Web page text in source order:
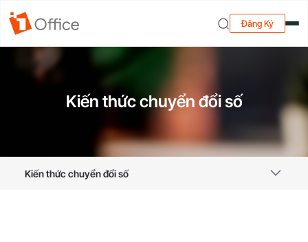
Đăng Ký
Kiến thức chuyển đổi số
Kiến thức chuyển đổi số